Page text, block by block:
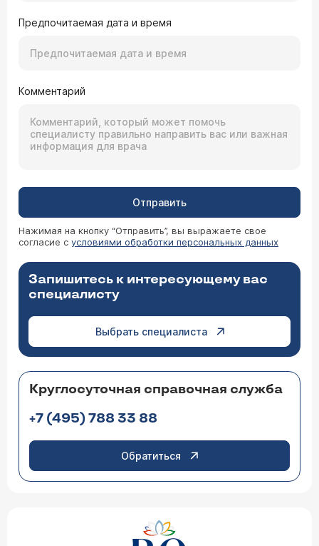
Предпочитаемая дата и время
Комментарий
Отправить
Нажимая на кнопку “Отправить”, вы выражаете свое
согласие с условиями обработки персональных данных
Запишитесь к интересующему вас
специалисту
Выбрать специалиста
Круглосуточная справочная служба
+7 (495) 788 33 88
Обратиться